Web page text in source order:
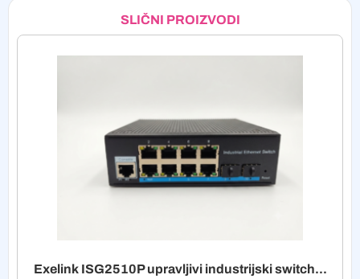
SLIČNI PROIZVODI
Exelink ISG2510P upravljivi industrijski switch...